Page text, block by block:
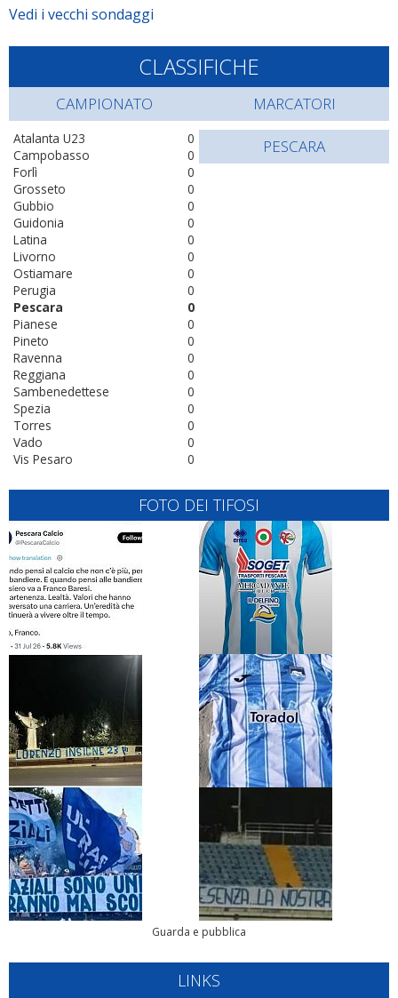
Vedi i vecchi sondaggi
CLASSIFICHE
CAMPIONATO
0
Atalanta U23
0
Campobasso
0
Forlì
0
Grosseto
0
Gubbio
0
Guidonia
0
Latina
0
Livorno
0
Ostiamare
0
Perugia
0
Pescara
0
Pianese
0
Pineto
0
Ravenna
0
Reggiana
0
Sambenedettese
0
Spezia
0
Torres
0
Vado
0
Vis Pesaro
MARCATORI
PESCARA
FOTO DEI TIFOSI
Guarda e pubblica
LINKS